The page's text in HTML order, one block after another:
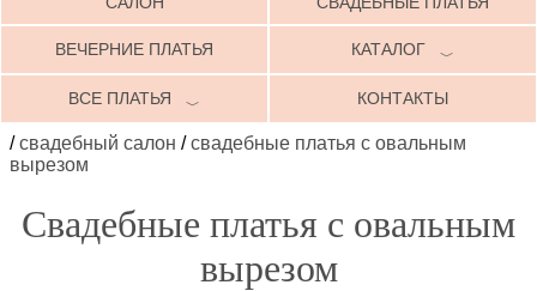
ВЕЧЕРНИЕ ПЛАТЬЯ КАТАЛОГ ﹀
ВСЕ ПЛАТЬЯ ﹀ КОНТАКТЫ
/свадебный салон /свадебные платья с овальным
вырезом
Свадебные платья с овальным
вырезом